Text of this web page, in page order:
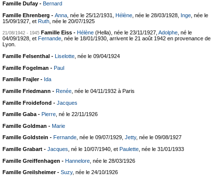
Famille Dufay - Bernard
Famille Ehrenberg - Anna , née le 25/12/1931, Hélène , née le 28/03/1928, Inge , née le
15/09/1927, et Ruth , née le 20/07/1925
21/08/1942 - 1945 Famille Eiss - Hélène (Hella), née le 23/11/1927, Adolphe, né le
04/09/1928, et Fernande, née le 18/01/1930, arrivent le 21 août 1942 en provenance de
Lyon.
Famille Felsenthal - Liselotte , née le 09/04/1924
Famille Fogelman - Paul
Famille Frajler - Ida
Famille Friedmann - Renée , née le 04/11/1932 à Paris
Famille Froidefond - Jacques
Famille Gaba - Pierre , né le 22/11/1926
Famille Goldman - Marie
Famille Goldstein - Fernande , née le 09/07/1929, Jetty, née le 09/08/1927
Famille Grabart - Jacques , né le 10/07/1940, et Paulette , née le 31/01/1933
Famille Greiffenhagen - Hannelore , née le 28/03/1926
Famille Greilsheimer - Suzy, née le 24/10/1926